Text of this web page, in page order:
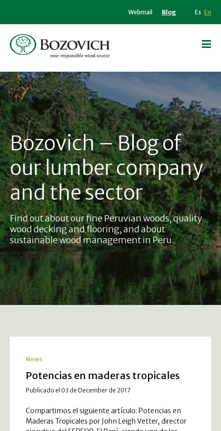
Webmail Blog Es En
Bozovich – Blog of
our lumber company
and the sector
Find out about our fine Peruvian woods, quality
wood decking and flooring, and about
sustainable wood management in Peru.
News
Potencias en maderas tropicales
Publicado el 03 de December de 2017
Compartimos el siguiente artículo: Potencias en
Maderas Tropicales por John Leigh Vetter, director